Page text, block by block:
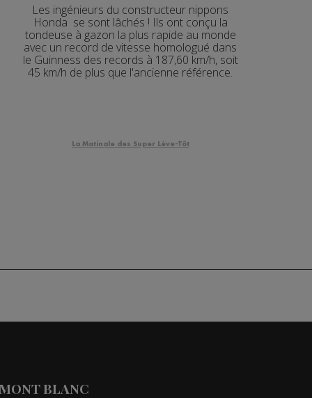
Les ingénieurs du constructeur nippons
Honda se sont lâchés ! Ils ont conçu la
tondeuse à gazon la plus rapide au monde
avec un record de vitesse homologué dans
le Guinness des records à 187,60 km/h, soit
45 km/h de plus que l'ancienne référence.
La Matinale des Super Lève-Tôt
BLANC